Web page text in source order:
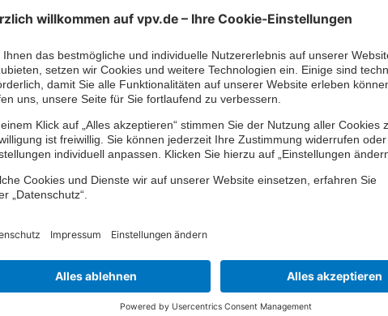
eine eigene Tierhalterhaftpflichtversicherung notwendig. Eine
beispielsweise Schäden, die zahme Haustiere oder
Hamster oder auch Mäuse – anrichten.
ist jedoch die Haltung von Spinnen, Schlangen, Reptilien
mitversichert. Häufig können jedoch auch diese Tiere auf
Privathaftpflicht-Schutz mit eingeschlossen werden.
und sonstigen Reit- und Zugtieren, aber auch von gewerblich
eine separate Tierhalterhaftpflichtversicherung. Wichtig bei
hohe Versicherungssumme von mindestens fünf
dies bei Personenschäden oft der Fall ist, das Geld ausreicht,
passenden